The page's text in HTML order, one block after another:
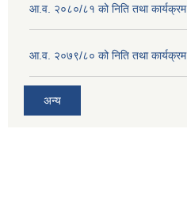
आ.व. २०८०/८१ को निति तथा कार्यक्रम
आ.व. २०७९/८० को निति तथा कार्यक्रम
अन्य